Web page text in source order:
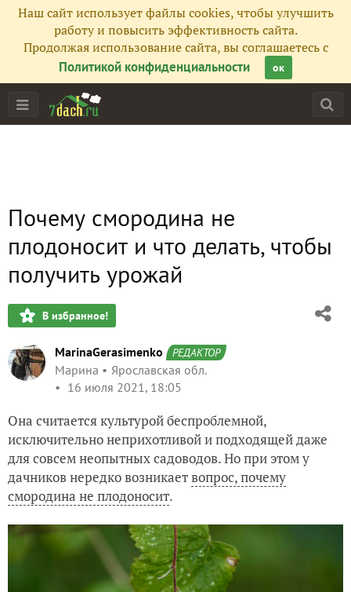
Наш сайт использует файлы cookies, чтобы улучшить
работу и повысить эффективность сайта.
Продолжая использование сайта, вы соглашаетесь с
Политикой конфиденциальности
ок
Почему смородина не
плодоносит и что делать, чтобы
получить урожай
В избранное!
MarinaGerasimenko РЕДАКТОР
Марина
Ярославская обл.
16 июля 2021, 18:05
Она считается культурой беспроблемной,
исключительно неприхотливой и подходящей даже
для совсем неопытных садоводов. Но при этом у
дачников нередко возникаетвопрос, почему
смородина не плодоносит.